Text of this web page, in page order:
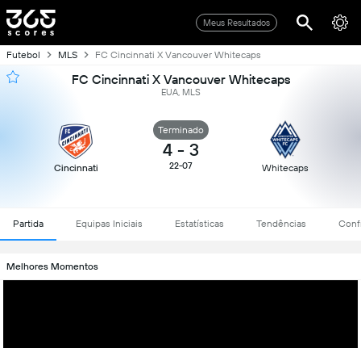
Meus Resultados
Futebol MLS FC Cincinnati X Vancouver Whitecaps
FC Cincinnati X Vancouver Whitecaps
EUA, MLS
Cincinnati
Terminado
4 - 3
22-07 Whitecaps
Partida Equipas Iniciais Estatísticas Tendências
Melhores Momentos